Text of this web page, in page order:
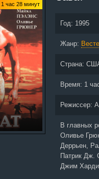
1 час 28 минут
Год: 1995
Жанр:
Страна:
Время: 1
Режиссер:
В главных
Оливье
Деррьен,
Патрик Дж.
Джим
Драма